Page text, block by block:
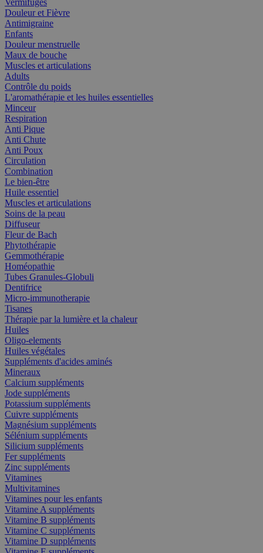
Vermifuges
Douleur et Fièvre
Antimigraine
Enfants
Douleur menstruelle
Maux de bouche
Muscles et articulations
Adults
Contrôle du poids
L'aromathérapie et les huiles essentielles
Minceur
Respiration
Anti Pique
Anti Chute
Anti Poux
Circulation
Combination
Le bien-être
Huile essentiel
Muscles et articulations
Soins de la peau
Diffuseur
Fleur de Bach
Phytothérapie
Gemmothérapie
Homéopathie
Tubes Granules-Globuli
Dentifrice
Micro-immunotherapie
Tisanes
Thérapie par la lumière et la chaleur
Huiles
Oligo-elements
Huiles végétales
Suppléments d'acides aminés
Mineraux
Calcium suppléments
Jode suppléments
Potassium suppléments
Cuivre suppléments
Magnésium suppléments
Sélénium suppléments
Silicium suppléments
Fer suppléments
Zinc suppléments
Vitamines
Multivitamines
Vitamines pour les enfants
Vitamine A suppléments
Vitamine B suppléments
Vitamine C suppléments
Vitamine D suppléments